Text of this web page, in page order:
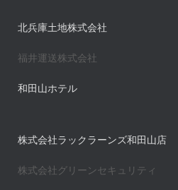
北兵庫土地株式会社
福井運送株式会社
和田山ホテル
株式会社ラックラーンズ和田山店
株式会社グリーンセキュリティ